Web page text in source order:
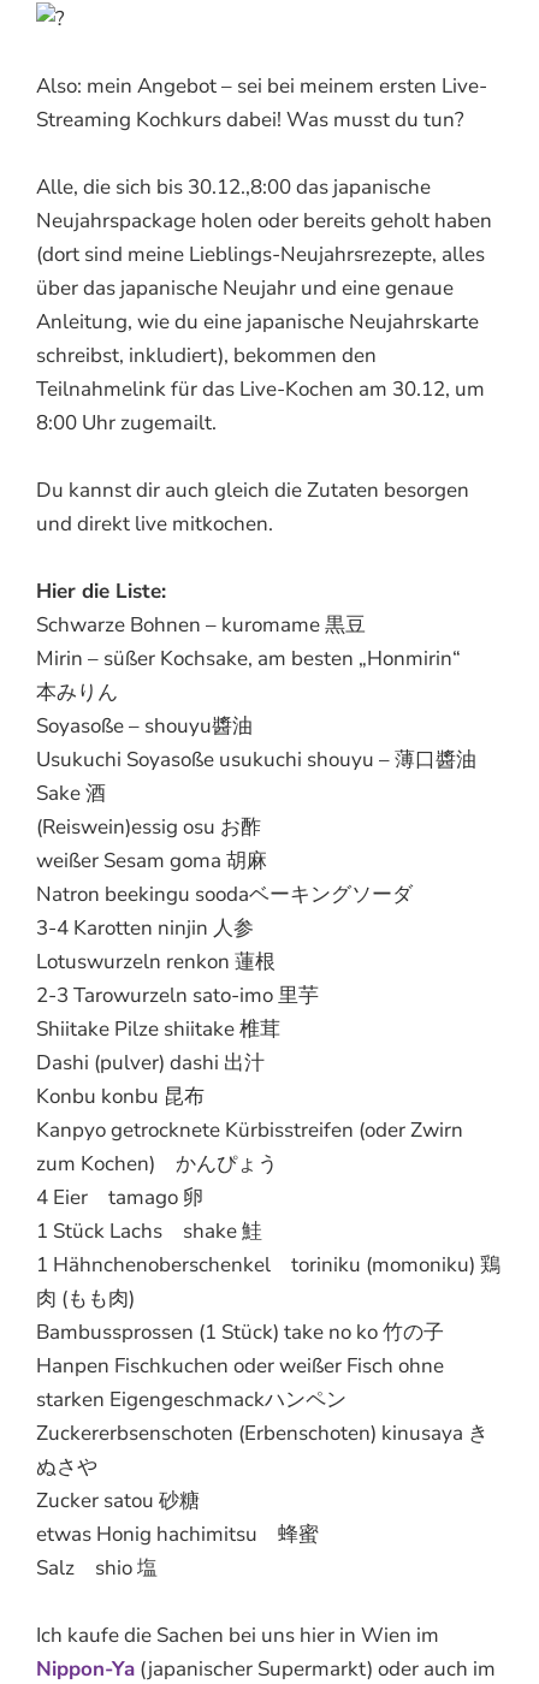
Also: mein Angebot – sei bei meinem ersten Live-
Streaming Kochkurs dabei! Was musst du tun?
Alle, die sich bis 30.12.,8:00 das japanische
Neujahrspackage holen oder bereits geholt haben
(dort sind meine Lieblings-Neujahrsrezepte, alles
über das japanische Neujahr und eine genaue
Anleitung, wie du eine japanische Neujahrskarte
schreibst, inkludiert), bekommen den
Teilnahmelink für das Live-Kochen am 30.12, um
8:00 Uhr zugemailt.
Du kannst dir auch gleich die Zutaten besorgen
und direkt live mitkochen.
Hier die Liste:
Schwarze Bohnen – kuromame 黒豆
Mirin – süßer Kochsake, am besten „Honmirin“
本みりん
Soyasoße – shouyu醬油
Usukuchi Soyasoße usukuchi shouyu – 薄口醬油
Sake 酒
(Reiswein)essig osu お酢
weißer Sesam goma 胡麻
Natron beekingu soodaベーキングソーダ
3-4 Karotten ninjin 人参
Lotuswurzeln renkon 蓮根
2-3 Tarowurzeln sato-imo 里芋
Shiitake Pilze shiitake 椎茸
Dashi (pulver) dashi 出汁
Konbu konbu 昆布
Kanpyo getrocknete Kürbisstreifen (oder Zwirn
zum Kochen) かんぴょう
4 Eier tamago 卵
1 Stück Lachs shake 鮭
1 Hähnchenoberschenkel toriniku (momoniku) 鶏
肉 (もも肉)
Bambussprossen (1 Stück) take no ko 竹の子
Hanpen Fischkuchen oder weißer Fisch ohne
starken Eigengeschmackハンペン
Zuckererbsenschoten (Erbenschoten) kinusaya き
ぬさや
Zucker satou 砂糖
etwas Honig hachimitsu 蜂蜜
Salz shio 塩
Ich kaufe die Sachen bei uns hier in Wien im
Nippon-Ya (japanischer Supermarkt) oder auch im